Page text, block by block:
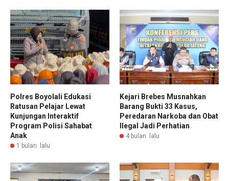
Polres Boyolali Edukasi
Ratusan Pelajar Lewat
Kunjungan Interaktif
Program Polisi Sahabat
Anak
1 bulan lalu
Kejari Brebes Musnahkan
Barang Bukti 33 Kasus,
Peredaran Narkoba dan Obat
Ilegal Jadi Perhatian
4 bulan lalu